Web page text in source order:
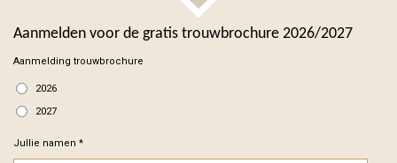
Aanmelden voor de gratis trouwbrochure 2026/2027
Aanmelding trouwbrochure
2026
2027
Jullie namen *